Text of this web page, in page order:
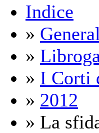
Indice
» General
»
» I Corti
» 2012
» La